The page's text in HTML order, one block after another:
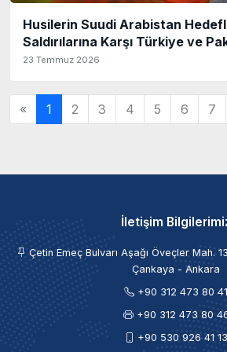
Husilerin Suudi Arabistan
Saldırılarına Karşı Türkiye ve
23 Temmuz 2026
« 1 2 3 4 5 6 7
İletişim
Çetin Emeç Bulvarı Aşağı Öveçler Mah.
Çankaya - Ankara
+90 312 473 80 41
+90 312 473 80
+90 530 926 41 13